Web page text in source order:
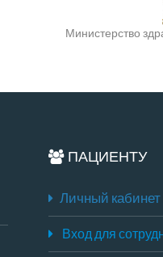
Министерство
ПАЦИЕНТУ
Личный
Вход для